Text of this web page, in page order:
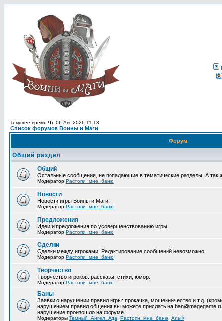
Текущее время Чт, 06 Авг 2026 11:13
Список форумов Воины и Маги
Форум
Общий раздел
Общий
Остальные сообщения, не попадающие в тематические разделы. А так
Модератор Растопи_мне_баню
Новости
Новости игры Воины и Маги.
Модератор Растопи_мне_баню
Предложения
Идеи и предложения по усовершенствованию игры.
Модератор Растопи_мне_баню
Сделки
Сделки между игроками. Редактирование сообщений невозможно.
Модератор Растопи_мне_баню
Творчество
Творчество игроков: рассказы, стихи, юмор.
Модератор Растопи_мне_баню
Баны
Заявки о нарушении правил игры: прокачка, мошенничество и т.д.
нарушением правил общения вы можете прислать на
нарушение произошло на форуме.
Модераторы Темный_Ангел_Ада Растопи_мне_баню АльФ